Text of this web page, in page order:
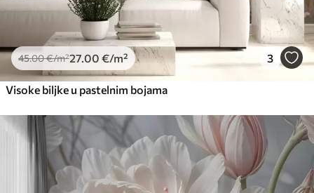
45.00€/m²27.00 €/m² 3
Visoke biljke u pastelnim bojama